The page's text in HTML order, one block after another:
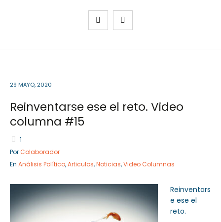
Sector Público Empresa Privada
29 MAYO, 2020
Reinventarse ese el reto. Video
columna #15
1
Por Colaborador
En Análisis Político,Articulos,Noticias,Video Columnas
Reinventars
e ese el
reto.